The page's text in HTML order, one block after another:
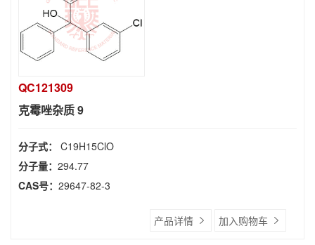
QC121309
克霉唑杂质 9
分子式： C19H15ClO
分子量： 294.77
CAS号： 29647-82-3
产品详情 加入购物车